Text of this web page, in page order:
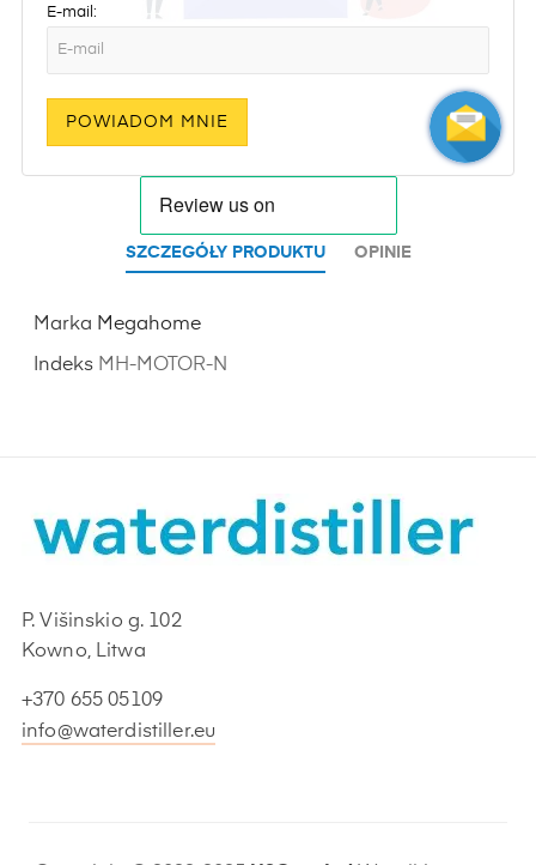
E-mail:
POWIADOM MNIE
SZCZEGÓŁY PRODUKTU OPINIE
Marka Megahome
Indeks MH-MOTOR-N
P. Višinskio g. 102
Kowno, Litwa
+370 655 05109
info@waterdistiller.eu